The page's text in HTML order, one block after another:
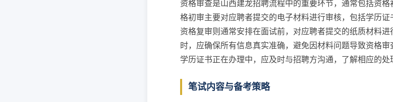
资格审查是山西建龙招聘流程中的重要环节，通常包括资
格初审主要对应聘者提交的电子材料进行审核，包括学历证
资格复审则通常安排在面试前，对应聘者提交的纸质材料
时，应确保所有信息真实准确，避免因材料问题导致资格
学历证书正在办理中，应及时与招聘方沟通，了解相应的处
笔试内容与备考策略